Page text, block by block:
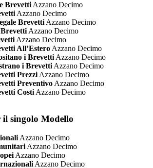
Brevetti Azzano Decimo
Azzano Decimo
Brevetti Azzano Decimo
Azzano Decimo
Azzano Decimo
All’Estero Azzano Decimo
i Brevetti Azzano Decimo
i Brevetti Azzano Decimo
Prezzi Azzano Decimo
Preventivo Azzano Decimo
Costi Azzano Decimo
il singolo Modello
Azzano Decimo
Azzano Decimo
Azzano Decimo
Azzano Decimo